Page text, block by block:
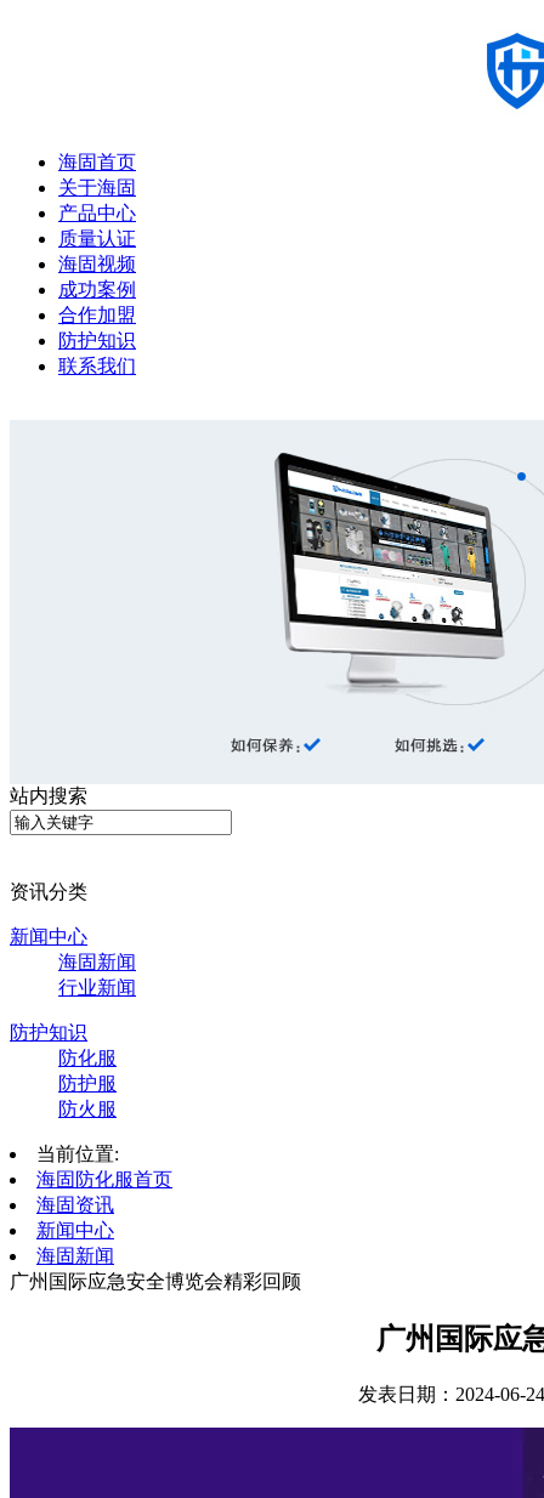
海固首页
关于海固
产品中心
质量认证
海固视频
成功案例
合作加盟
防护知识
联系我们
站内搜索
资讯分类
新闻中心
海固新闻
行业新闻
防护知识
防化服
防护服
防火服
当前位置:
海固防化服首页
海固资讯
新闻中心
海固新闻
广州国际应急安全博览会精彩回顾
广州国际应
发表日期：2024-06-